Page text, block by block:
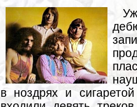
в ноздрях и